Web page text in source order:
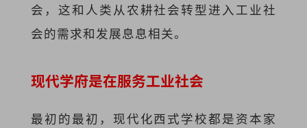
会，这和人类从农耕社会转型进入工业社
会的需求和发展息息相关。
现代学府是在服务工业社会
最初的最初，现代化西式学校都是资本家